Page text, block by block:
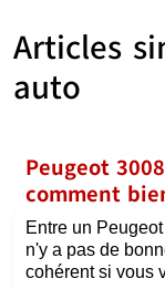
Articles
auto
Peugeot
comment
Entre un
n'y a pas de
cohérent si vous